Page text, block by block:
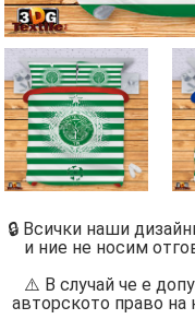
🔒 Всички наши
и ние не носим
⚠️ В случай че е
авторското право на